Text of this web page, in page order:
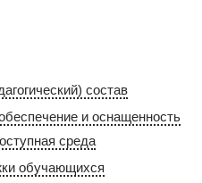
состав
и оснащенность
среда
обучающихся